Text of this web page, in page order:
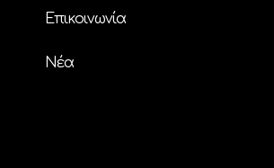
Επικοινωνία
Nέα